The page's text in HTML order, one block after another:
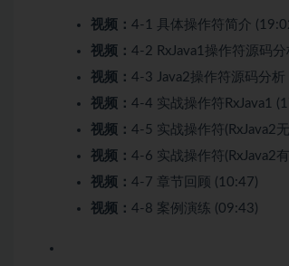
视频： 4-1 具体操作符简介
视频： 4-2 RxJava1操作符源码
视频： 4-3 Java2操作符源码分析
视频： 4-4 实战操作符RxJava1
视频： 4-5 实战操作符(RxJava2
视频： 4-6 实战操作符(RxJava2
视频： 4-7 章节回顾 (10:47)
视频： 4-8 案例演练 (09:43)